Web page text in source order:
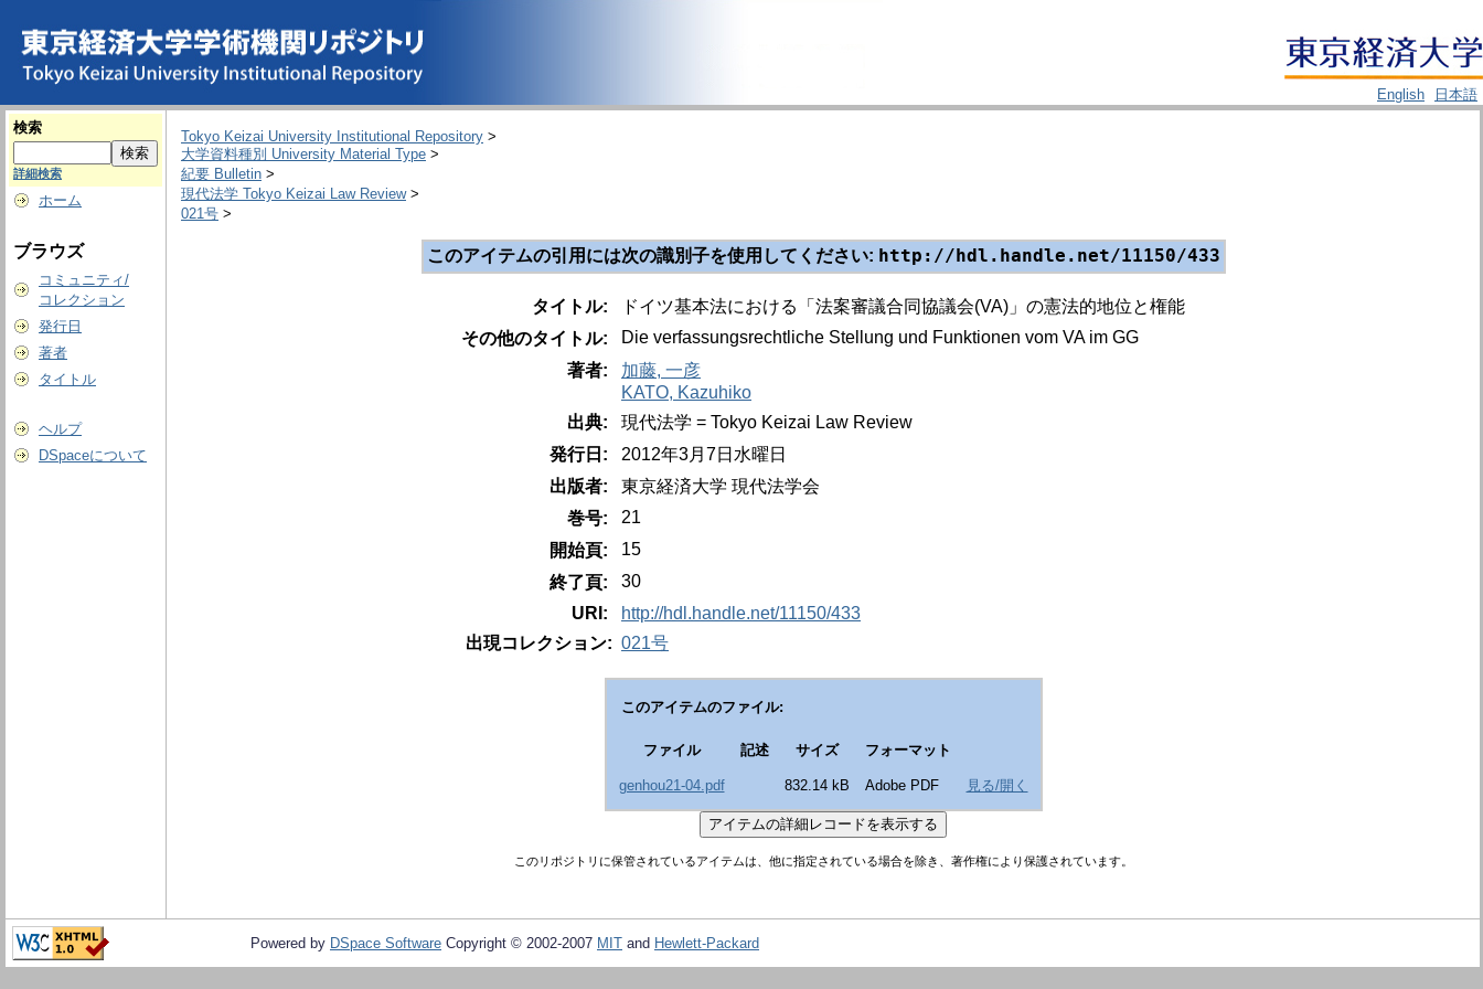
English
日本語
検索
詳細検索
ホーム
ブラウズ
コミュニティ/
コレクション
発行日
著者
タイトル
ヘルプ
DSpaceについて
Tokyo Keizai University Institutional Repository >
大学資料種別 University Material Type >
紀要 Bulletin >
現代法学 Tokyo Keizai Law Review>
021号 >
このアイテムの引用には次の識別子を使用してください: http://hdl.handle.net/11150/433
タイトル:
ドイツ基本法における「法案審議合同協議会(VA)」の憲法的地位と権能
その他のタイトル:
Die verfassungsrechtliche Stellung und Funktionen vom VA im GG
著者:
加藤, 一彦
KATO, Kazuhiko
出典:
現代法学 = Tokyo Keizai Law Review
発行日:
2012年3月7日水曜日
出版者:
東京経済大学 現代法学会
巻号:
21
開始頁:
15
終了頁:
30
URI:
http://hdl.handle.net/11150/433
出現コレクション: 021号
このアイテムのファイル:
ファイル 記述 サイズ フォーマット
genhou21-04.pdf 832.14 kB Adobe PDF 見る/開く
このリポジトリに保管されているアイテムは、他に指定されている場合を除き、著作権により保護されています。
Powered by DSpace Software Copyright © 2002-2007 MIT and Hewlett-Packard